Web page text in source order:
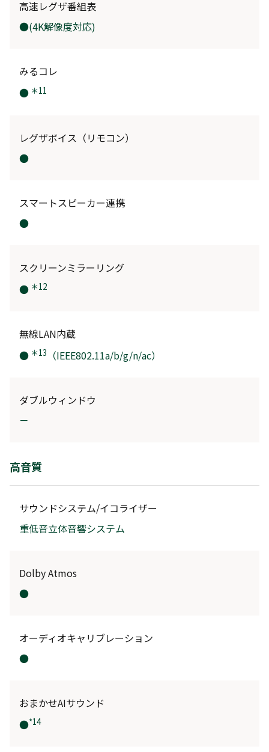
高速レグザ番組表
●(4K解像度対応)
みるコレ
● ＊11
レグザボイス（リモコン）
●
スマートスピーカー連携
●
スクリーンミラーリング
● ＊12
無線LAN内蔵
● ＊13 （IEEE802.11a/b/g/n/ac）
ダブルウィンドウ
－
高音質
サウンドシステム/イコライザー
重低音立体音響システム
Dolby Atmos
●
オーディオキャリブレーション
●
おまかせAIサウンド
●*14